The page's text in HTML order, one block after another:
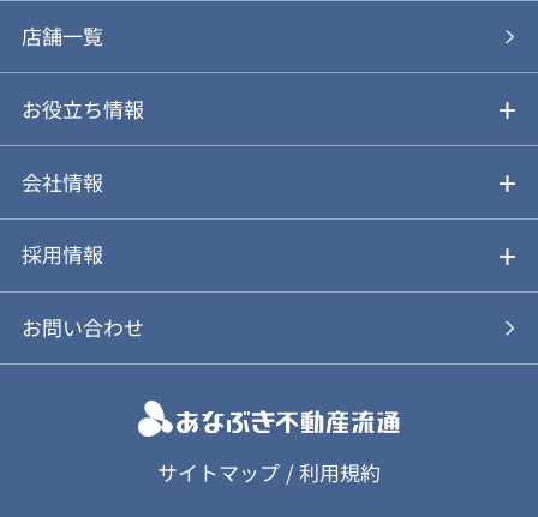
あなぶきの買取
仲介と買取のメリット・デメリット
動画やパンフレットで見る
購入の流れ
購入前も後も安心サポート
お気に入り
店舗一覧
お役立ち情報
不動産Q&A
アルファジャーナル
会社情報
会社概要
スタッフ紹介
個人情報保護方針
カスタマーハラスメント基本方針
採用情報
新卒採用について
キャリア採用について
お問い合わせ
サイトマップ /利用規約